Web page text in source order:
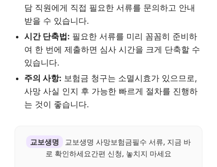
담 직원에게 직접 필요한 서류를 문의하고 안내
받을 수 있습니다.
시간 단축법: 필요한 서류를 미리 꼼꼼히 준비하
여 한 번에 제출하면 심사 시간을 크게 단축할 수
있습니다.
주의 사항: 보험금 청구는 소멸시효가 있으므로,
사망 사실 인지 후 가능한 빠르게 절차를 진행하
는 것이 좋습니다.
교보생명
교보생명 사망보험금필수 서류, 지금 바
로 확인하세요간편 신청, 놓치지 마세요